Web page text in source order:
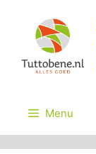
inhoud
Menu